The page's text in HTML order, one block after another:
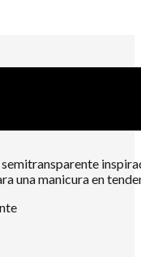
una manicura en